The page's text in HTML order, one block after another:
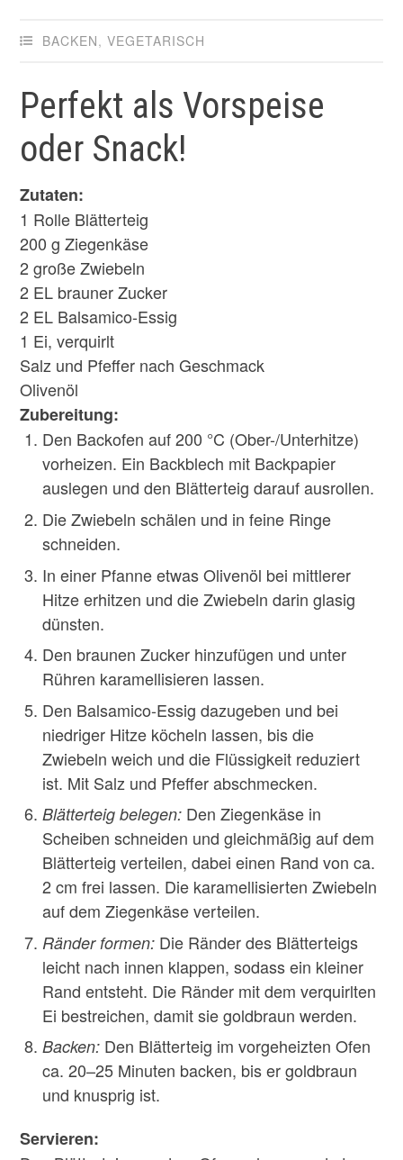
BACKEN,VEGETARISCH
Perfekt als Vorspeise
oder Snack!
Zutaten:
1 Rolle Blätterteig
200 g Ziegenkäse
2 große Zwiebeln
2 EL brauner Zucker
2 EL Balsamico-Essig
1 Ei, verquirlt
Salz und Pfeffer nach Geschmack
Olivenöl
Zubereitung:
Den Backofen auf 200 °C (Ober-/Unterhitze)
vorheizen. Ein Backblech mit Backpapier
auslegen und den Blätterteig darauf ausrollen.
Die Zwiebeln schälen und in feine Ringe
schneiden.
In einer Pfanne etwas Olivenöl bei mittlerer
Hitze erhitzen und die Zwiebeln darin glasig
dünsten.
Den braunen Zucker hinzufügen und unter
Rühren karamellisieren lassen.
Den Balsamico-Essig dazugeben und bei
niedriger Hitze köcheln lassen, bis die
Zwiebeln weich und die Flüssigkeit reduziert
ist. Mit Salz und Pfeffer abschmecken.
Blätterteig belegen: Den Ziegenkäse in
Scheiben schneiden und gleichmäßig auf dem
Blätterteig verteilen, dabei einen Rand von ca.
2 cm frei lassen. Die karamellisierten Zwiebeln
auf dem Ziegenkäse verteilen.
Ränder formen: Die Ränder des Blätterteigs
leicht nach innen klappen, sodass ein kleiner
Rand entsteht. Die Ränder mit dem verquirlten
Ei bestreichen, damit sie goldbraun werden.
Backen: Den Blätterteig im vorgeheizten Ofen
ca. 20–25 Minuten backen, bis er goldbraun
und knusprig ist.
Servieren: